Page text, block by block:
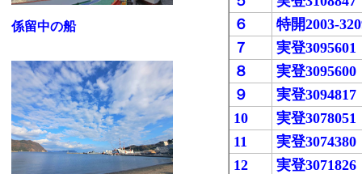
係留中の船
６
特開2003-
７
実登3095601
８
実登3095600
９
実登3094817
10
実登3078051
11
実登3074380
12
実登3071826